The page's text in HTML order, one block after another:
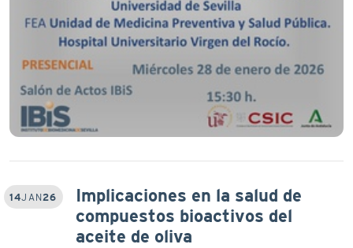
14JAN26
Implicaciones en la salud de
compuestos bioactivos del
aceite de oliva